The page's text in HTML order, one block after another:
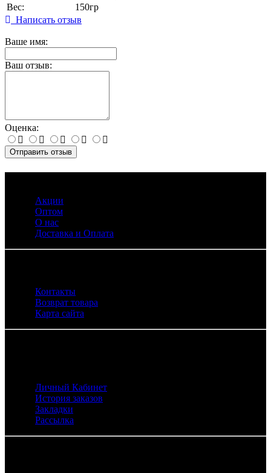
Вес:
150гр
Написать отзыв
Ваше имя:
Ваш отзыв:
Оценка:
Отправить отзыв
Акции
Оптом
О нас
Доставка и Оплата
Контакты
Возврат товара
Карта сайта
Личный Кабинет
История заказов
Закладки
Рассылка